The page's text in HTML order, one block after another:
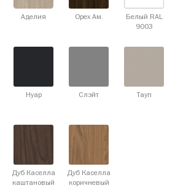
Аделия Орех Ам.
Белый RAL
9003
Нуар Слэйт Тауп
Дуб Каселла
каштановый
Дуб Каселла
коричневый